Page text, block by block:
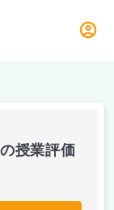
授業評価